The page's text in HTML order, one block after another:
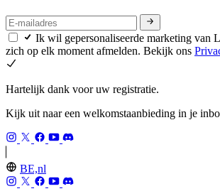
Ik wil gepersonaliseerde marketing van
zich op elk moment afmelden. Bekijk ons
Hartelijk dank voor uw registratie.
Kijk uit naar een welkomstaanbieding in je
BE,nl